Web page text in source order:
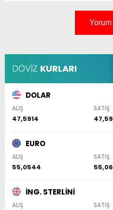
DÖVİZ KURLARI
DOLAR
ALIŞ SATIŞ
47,5914
EURO
ALIŞ SATIŞ
55,0544
İNG. STERLİNİ
ALIŞ SATIŞ